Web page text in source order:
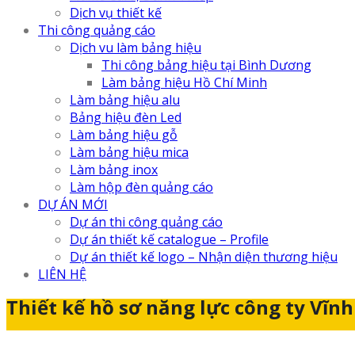
Dịch vụ thiết kế
Thi công quảng cáo
Dịch vu làm bảng hiệu
Thi công bảng hiệu tại Bình Dương
Làm bảng hiệu Hồ Chí Minh
Làm bảng hiệu alu
Bảng hiệu đèn Led
Làm bảng hiệu gỗ
Làm bảng hiệu mica
Làm bảng inox
Làm hộp đèn quảng cáo
DỰ ÁN MỚI
Dự án thi công quảng cáo
Dự án thiết kế catalogue – Profile
Dự án thiết kế logo – Nhận diện thương hiệu
LIÊN HỆ
Thiết kế hồ sơ năng lực công ty